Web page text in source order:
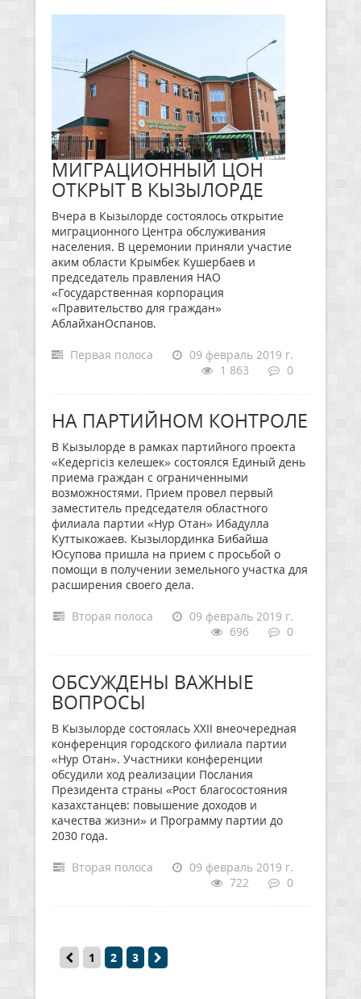
МИГРАЦИОННЫЙ ЦОН
ОТКРЫТ В КЫЗЫЛОРДЕ
Вчера в Кызылорде состоялось открытие
миграционного Центра обслуживания
населения. В церемонии приняли участие
аким области Крымбек Кушербаев и
председатель правления НАО
«Государственная корпорация
«Правительство для граждан»
АблайханОспанов.
Первая полоса
09 февраль 2019 г.
1 863
0
НА ПАРТИЙНОМ КОНТРОЛЕ
В Кызылорде в рамках партийного проекта
«Кедергісіз келешек» состоялся Единый день
приема граждан с ограниченными
возможностями. Прием провел первый
заместитель председателя областного
филиала партии «Нур Отан» Ибадулла
Куттыкожаев. Кызылординка Бибайша
Юсупова пришла на прием с просьбой о
помощи в получении земельного участка для
расширения своего дела.
Вторая полоса
09 февраль 2019 г.
696
0
ОБСУЖДЕНЫ ВАЖНЫЕ
ВОПРОСЫ
В Кызылорде состоялась XXII внеочередная
конференция городского филиала партии
«Нур Отан». Участники конференции
обсудили ход реализации Послания
Президента страны «Рост благосостояния
казахстанцев: повышение доходов и
качества жизни» и Программу партии до
2030 года.
Вторая полоса
09 февраль 2019 г.
722
0
1 2 3